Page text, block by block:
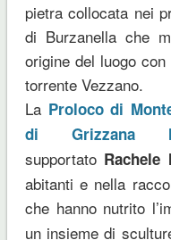
pietra collocata nei
di Burzanella che
origine del luogo
torrente Vezzano.
La Proloco di
di Grizzana
supportato Rachele
abitanti e nella
che hanno nutrito
un insieme di